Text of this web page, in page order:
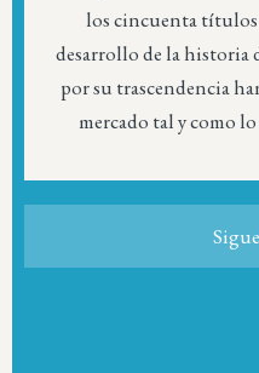
los cincuenta títulos
desarrollo de la historia
por su trascendencia
mercado tal y como